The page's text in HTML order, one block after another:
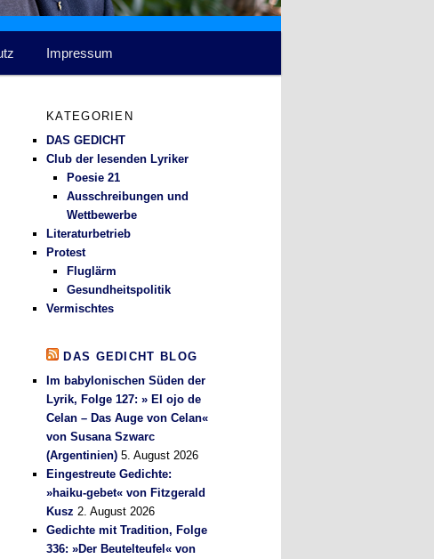
Impressum
KATEGORIEN
DAS GEDICHT
Club der lesenden Lyriker
Poesie 21
Ausschreibungen und
Wettbewerbe
Literaturbetrieb
Protest
Fluglärm
Gesundheitspolitik
Vermischtes
DAS GEDICHT BLOG
Im babylonischen Süden der
Lyrik, Folge 127: » El ojo de
Celan – Das Auge von Celan«
von Susana Szwarc
(Argentinien) 5. August 2026
Eingestreute Gedichte:
»haiku-gebet« von Fitzgerald
Kusz 2. August 2026
Gedichte mit Tradition, Folge
336: »Der Beutelteufel« von